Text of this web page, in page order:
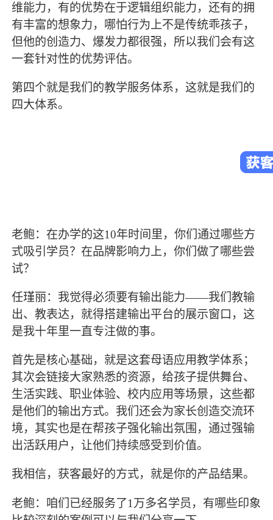
维能力，有的优势在于逻辑组织能力，还有的拥
有丰富的想象力，哪怕行为上不是传统乖孩子，
但他的创造力、爆发力都很强，所以我们会有这
一套针对性的优势评估。
第四个就是我们的教学服务体系，这就是我们的
四大体系。
老鲍：在办学的这10年时间里，你们通过哪些方
式吸引学员？在品牌影响力上，你们做了哪些尝
试？
任瑾丽：我觉得必须要有输出能力——我们教输
出、教表达，就得搭建输出平台的展示窗口，这
是我十年里一直专注做的事。
首先是核心基础，就是这套母语应用教学体系；
其次会链接大家熟悉的资源，给孩子提供舞台、
生活实践、职业体验、校内应用等场景，这些都
是他们的输出方式。我们还会为家长创造交流环
境，其实也是在帮孩子强化输出氛围，通过强输
出活跃用户，让他们持续感受到价值。
我相信，获客最好的方式，就是你的产品结果。
老鲍：咱们已经服务了1万多名学员，有哪些印象